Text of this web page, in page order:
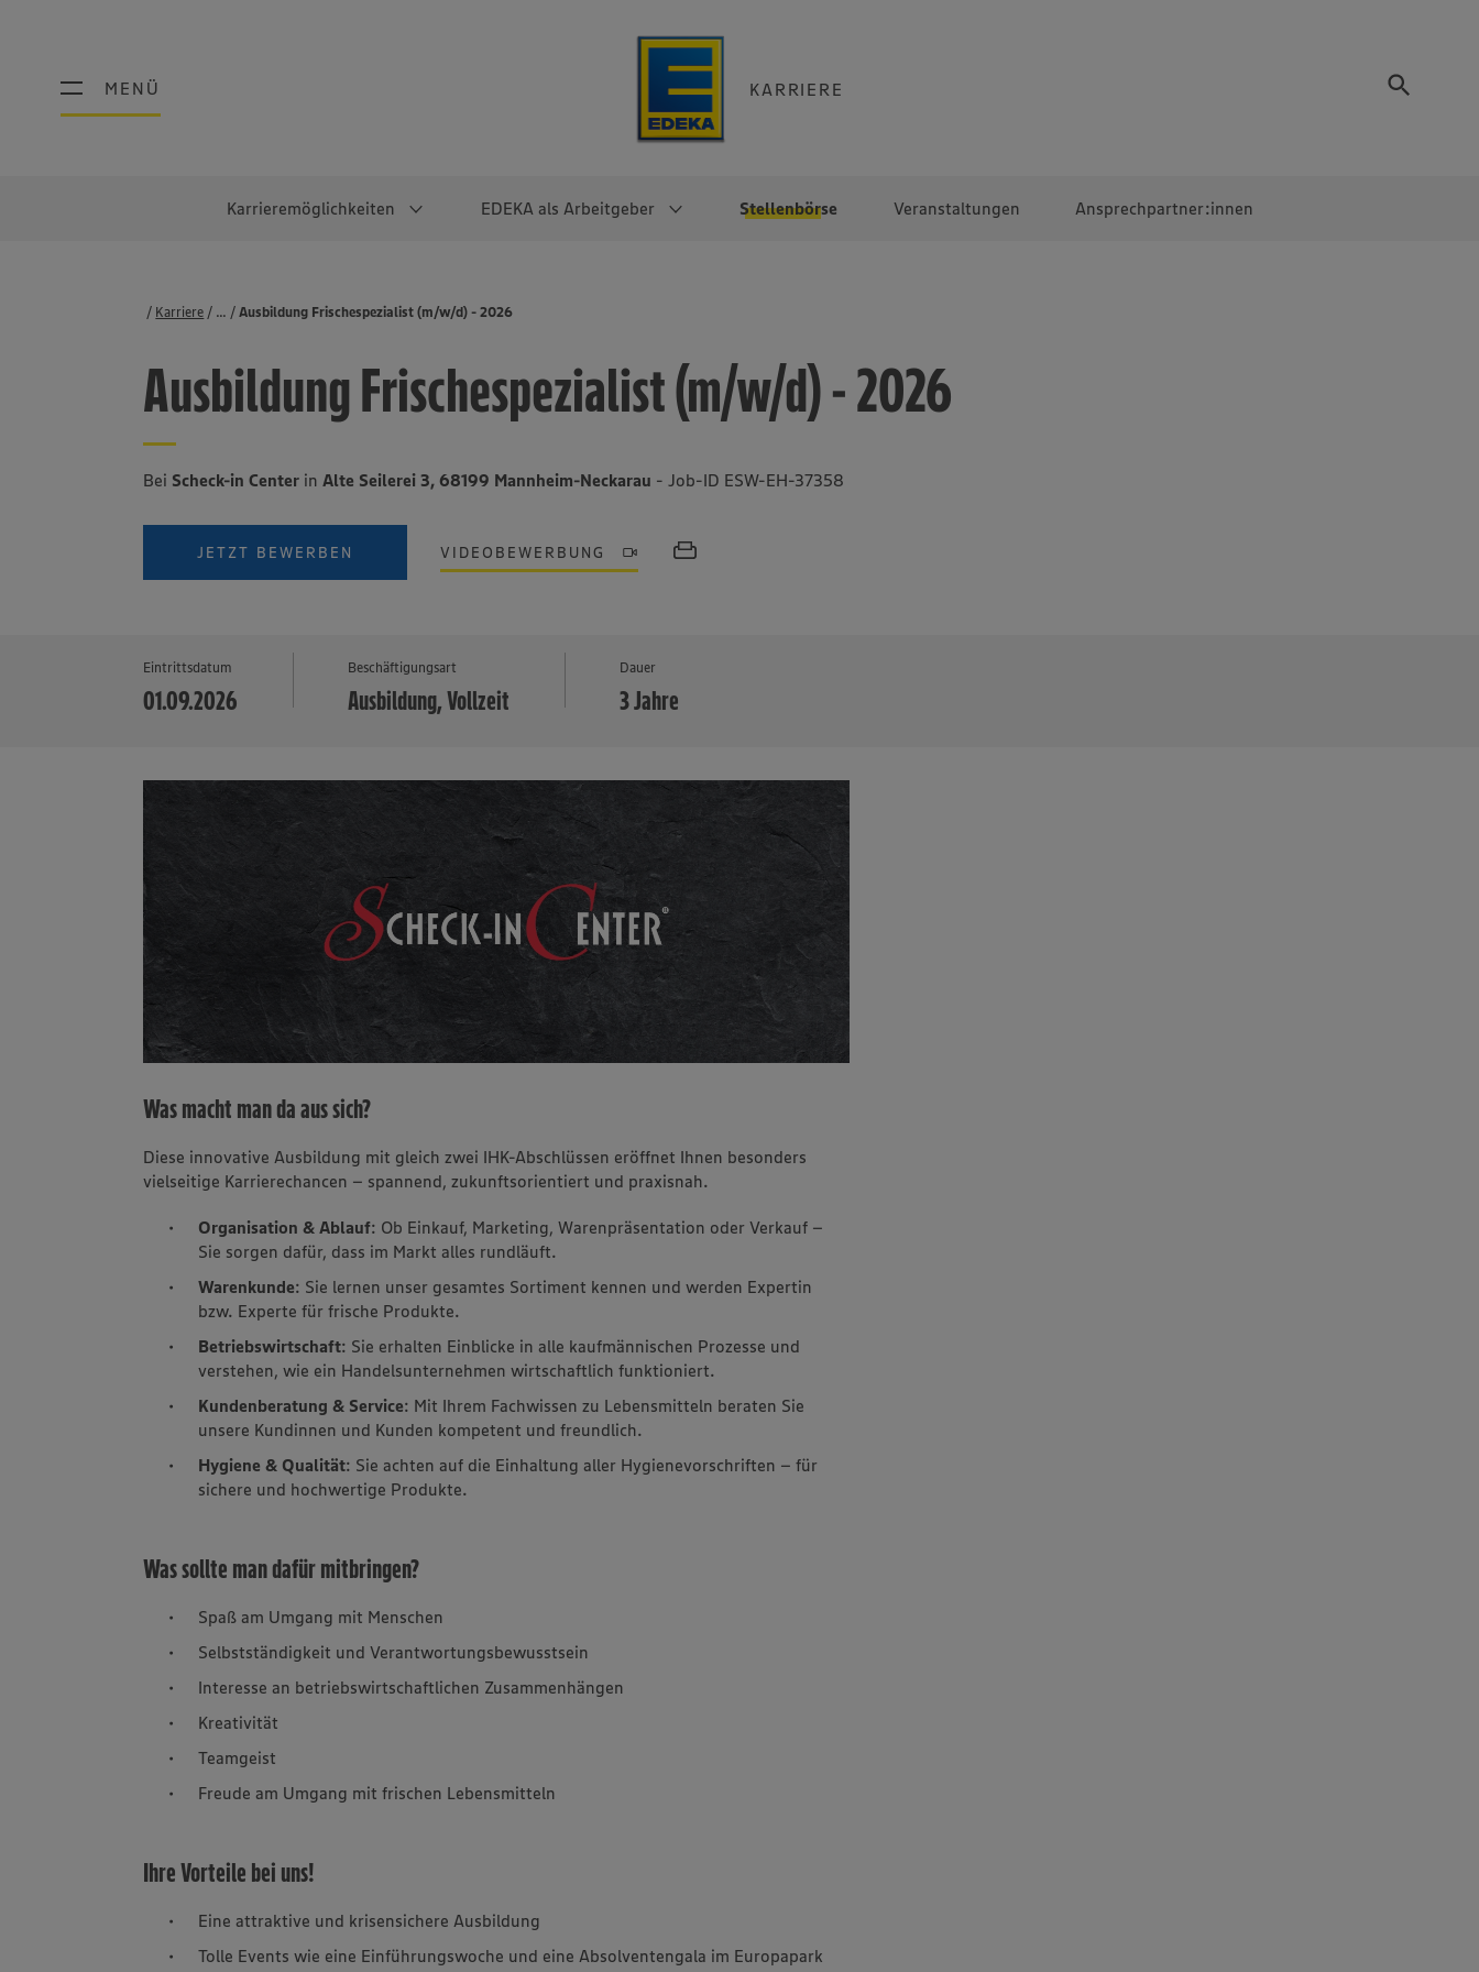
MENÜ KARRIERE
MENÜ
Karrieremöglichkeiten EDEKA als Arbeitgeber Stellenbörse Veranstaltungen Ansprechpartner:innen
Schülerpraktikum Abschlussarbeiten
Werkstudierendentätigkeit
Direkteinstieg
Noch Fragen?
Selbstständig mit EDEKA
Faires Gehalt
Diversität
Lebensmittelproduktion
Lager & Logistik
EDEKA-Zentrale
EDEKA Fruchtkontor
EDEKA-
Regionalgesellschaften
Karriere Stellenbörse
Ausbildung Frischespezialist (m/w/d) - 2026
...
Ausbildung Frischespezialist (m/w/d) - 2026
Bei Scheck-in Center inAlte Seilerei 3, 68199 Mannheim-Neckarau - Job-ID ESW-EH-37358
JETZT BEWERBEN VIDEOBEWERBUNG
Eintrittsdatum
01.09.2026
Beschäftigungsart
Ausbildung, Vollzeit
Dauer
3 Jahre
Was macht man da aus sich?
Diese innovative Ausbildung mit gleich zwei IHK-Abschlüssen eröffnet Ihnen besonders
vielseitige Karrierechancen – spannend, zukunftsorientiert und praxisnah.
Organisation & Ablauf: Ob Einkauf, Marketing, Warenpräsentation oder Verkauf –
Sie sorgen dafür, dass im Markt alles rundläuft.
Warenkunde: Sie lernen unser gesamtes Sortiment kennen und werden Expertin
bzw. Experte für frische Produkte.
Betriebswirtschaft: Sie erhalten Einblicke in alle kaufmännischen Prozesse und
verstehen, wie ein Handelsunternehmen wirtschaftlich funktioniert.
Kundenberatung & Service: Mit Ihrem Fachwissen zu Lebensmitteln beraten Sie
unsere Kundinnen und Kunden kompetent und freundlich.
Hygiene & Qualität: Sie achten auf die Einhaltung aller Hygienevorschriften – für
sichere und hochwertige Produkte.
Was sollte man dafür mitbringen?
Spaß am Umgang mit Menschen
Selbstständigkeit und Verantwortungsbewusstsein
Interesse an betriebswirtschaftlichen Zusammenhängen
Kreativität
Teamgeist
Freude am Umgang mit frischen Lebensmitteln
Ihre Vorteile bei uns!
Eine attraktive und krisensichere Ausbildung
Tolle Events wie eine Einführungswoche und eine Absolventengala im Europapark